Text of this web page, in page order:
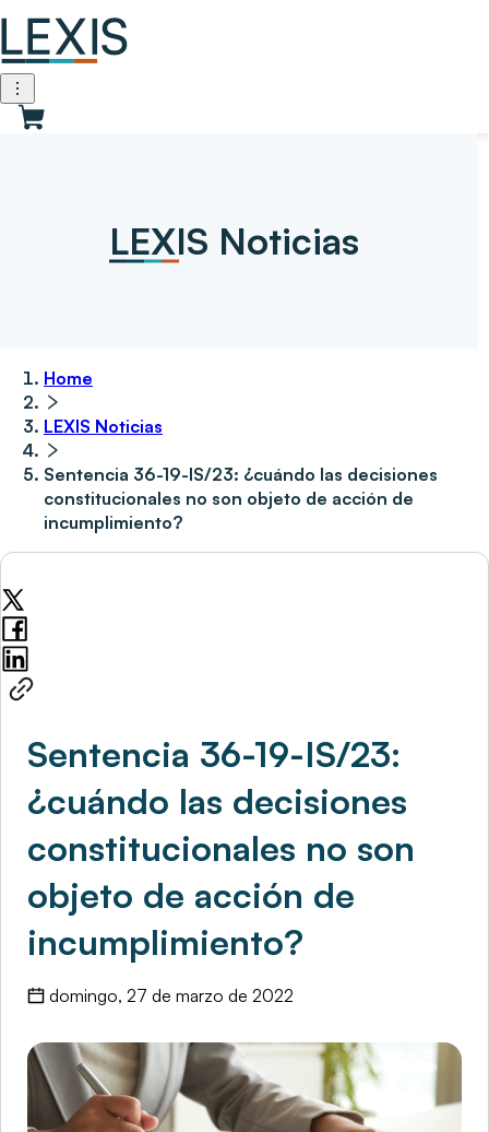
LEXIS Noticias
Home
LEXIS Noticias
Sentencia 36-19-IS/23: ¿cuándo las decisiones
constitucionales no son objeto de acción de
incumplimiento?
Sentencia 36-19-IS/23:
¿cuándo las decisiones
constitucionales no son
objeto de acción de
incumplimiento?
domingo, 27 de marzo de 2022